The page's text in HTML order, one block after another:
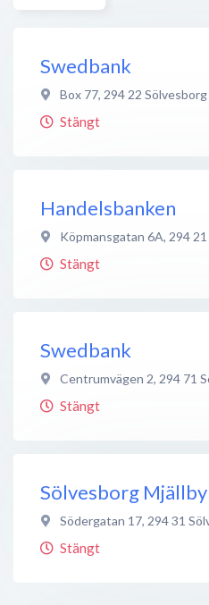
Swedbank
Box 77, 294 22 Sölvesborg
Stängt
Handelsbanken
Köpmansgatan 6A, 294 21
Stängt
Swedbank
Centrumvägen 2, 294 71
Stängt
Sölvesborg
Södergatan 17, 294 31
Stängt